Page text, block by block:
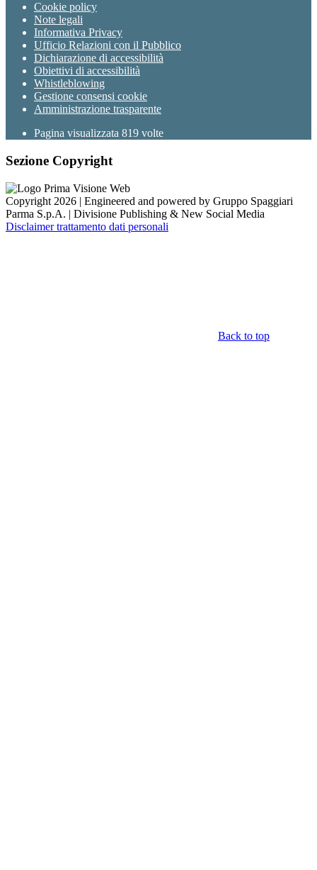
Cookie policy
Note legali
Informativa Privacy
Ufficio Relazioni con il Pubblico
Dichiarazione di accessibilità
Obiettivi di accessibilità
Whistleblowing
Gestione consensi cookie
Amministrazione trasparente
Pagina visualizzata 819 volte
Sezione Copyright
Copyright 2026 | Engineered and powered by Gruppo Spaggiari
Parma S.p.A. | Divisione Publishing & New Social Media
Disclaimer trattamento dati personali
Back to top